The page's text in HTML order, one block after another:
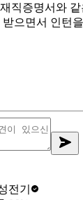
직증명서와
으면서 인턴
전기